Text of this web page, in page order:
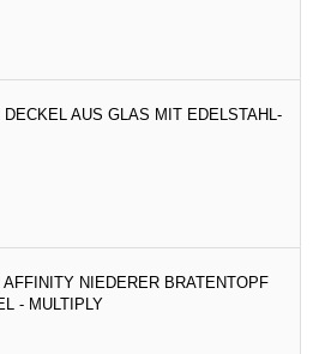
DECKEL AUS GLAS MIT EDELSTAHL-
AFFINITY NIEDERER BRATENTOPF
- MULTIPLY